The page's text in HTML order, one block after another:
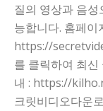
질의 영상과 음
능합니다. 홈페이
https://
를 클릭하여 최
내 : https://
크릿비디오다운